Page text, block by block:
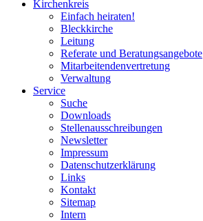
Kirchenkreis
Einfach heiraten!
Bleckkirche
Leitung
Referate und Beratungsangebote
Mitarbeitendenvertretung
Verwaltung
Service
Suche
Downloads
Stellenausschreibungen
Newsletter
Impressum
Datenschutzerklärung
Links
Kontakt
Sitemap
Intern